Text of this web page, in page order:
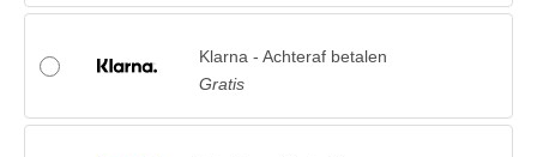
Klarna - Achteraf betalen
Gratis